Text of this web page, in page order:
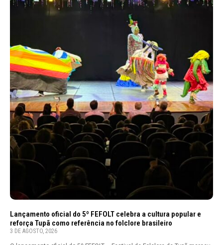
Lançamento oficial do 5º FEFOLT celebra a cultura popular e
reforça Tupã como referência no folclore brasileiro
3 DE AGOSTO, 2026